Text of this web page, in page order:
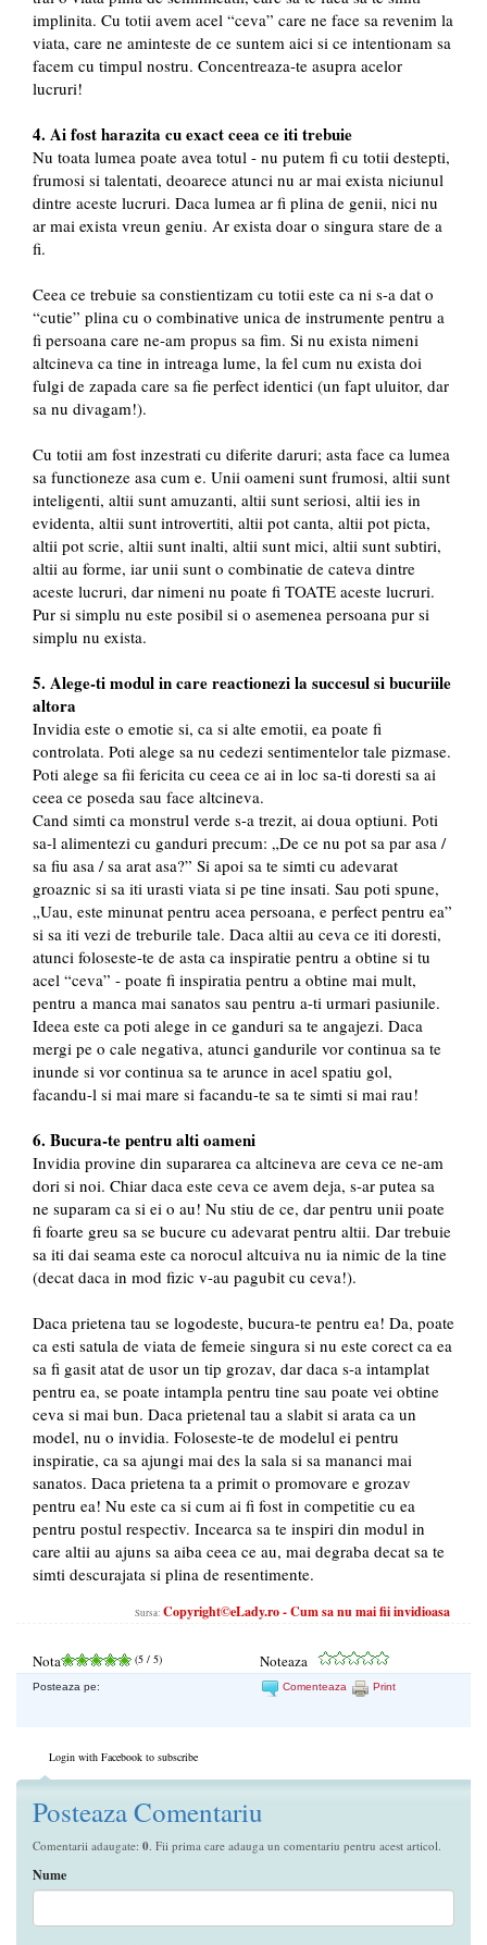
implinita. Cu totii avem acel “ceva” care ne face sa revenim la
viata, care ne aminteste de ce suntem aici si ce intentionam sa
facem cu timpul nostru. Concentreaza-te asupra acelor
lucruri!
4. Ai fost harazita cu exact ceea ce iti trebuie
Nu toata lumea poate avea totul - nu putem fi cu totii destepti,
frumosi si talentati, deoarece atunci nu ar mai exista niciunul
dintre aceste lucruri. Daca lumea ar fi plina de genii, nici nu
ar mai exista vreun geniu. Ar exista doar o singura stare de a
fi.
Ceea ce trebuie sa constientizam cu totii este ca ni s-a dat o
“cutie” plina cu o combinative unica de instrumente pentru a
fi persoana care ne-am propus sa fim. Si nu exista nimeni
altcineva ca tine in intreaga lume, la fel cum nu exista doi
fulgi de zapada care sa fie perfect identici (un fapt uluitor, dar
sa nu divagam!).
Cu totii am fost inzestrati cu diferite daruri; asta face ca lumea
sa functioneze asa cum e. Unii oameni sunt frumosi, altii sunt
inteligenti, altii sunt amuzanti, altii sunt seriosi, altii ies in
evidenta, altii sunt introvertiti, altii pot canta, altii pot picta,
altii pot scrie, altii sunt inalti, altii sunt mici, altii sunt subtiri,
altii au forme, iar unii sunt o combinatie de cateva dintre
aceste lucruri, dar nimeni nu poate fi TOATE aceste lucruri.
Pur si simplu nu este posibil si o asemenea persoana pur si
simplu nu exista.
5. Alege-ti modul in care reactionezi la succesul si bucuriile
altora
Invidia este o emotie si, ca si alte emotii, ea poate fi
controlata. Poti alege sa nu cedezi sentimentelor tale pizmase.
Poti alege sa fii fericita cu ceea ce ai in loc sa-ti doresti sa ai
ceea ce poseda sau face altcineva.
Cand simti ca monstrul verde s-a trezit, ai doua optiuni. Poti
sa-l alimentezi cu ganduri precum: „De ce nu pot sa par asa /
sa fiu asa / sa arat asa?” Si apoi sa te simti cu adevarat
groaznic si sa iti urasti viata si pe tine insati. Sau poti spune,
„Uau, este minunat pentru acea persoana, e perfect pentru ea”
si sa iti vezi de treburile tale. Daca altii au ceva ce iti doresti,
atunci foloseste-te de asta ca inspiratie pentru a obtine si tu
acel “ceva” - poate fi inspiratia pentru a obtine mai mult,
pentru a manca mai sanatos sau pentru a-ti urmari pasiunile.
Ideea este ca poti alege in ce ganduri sa te angajezi. Daca
mergi pe o cale negativa, atunci gandurile vor continua sa te
inunde si vor continua sa te arunce in acel spatiu gol,
facandu-l si mai mare si facandu-te sa te simti si mai rau!
6. Bucura-te pentru alti oameni
Invidia provine din supararea ca altcineva are ceva ce ne-am
dori si noi. Chiar daca este ceva ce avem deja, s-ar putea sa
ne suparam ca si ei o au! Nu stiu de ce, dar pentru unii poate
fi foarte greu sa se bucure cu adevarat pentru altii. Dar trebuie
sa iti dai seama este ca norocul altcuiva nu ia nimic de la tine
(decat daca in mod fizic v-au pagubit cu ceva!).
Daca prietena tau se logodeste, bucura-te pentru ea! Da, poate
ca esti satula de viata de femeie singura si nu este corect ca ea
sa fi gasit atat de usor un tip grozav, dar daca s-a intamplat
pentru ea, se poate intampla pentru tine sau poate vei obtine
ceva si mai bun. Daca prietenal tau a slabit si arata ca un
model, nu o invidia. Foloseste-te de modelul ei pentru
inspiratie, ca sa ajungi mai des la sala si sa mananci mai
sanatos. Daca prietena ta a primit o promovare e grozav
pentru ea! Nu este ca si cum ai fi fost in competitie cu ea
pentru postul respectiv. Incearca sa te inspiri din modul in
care altii au ajuns sa aiba ceea ce au, mai degraba decat sa te
simti descurajata si plina de resentimente.
Sursa: Copyright©eLady.ro - Cum sa nu mai fii invidioasa
Nota (5 / 5) Noteaza
Posteaza pe: Comenteaza Print
Login with Facebook to subscribe
Posteaza Comentariu
Comentarii adaugate: 0. Fii prima care adauga un comentariu pentru acest articol.
Nume